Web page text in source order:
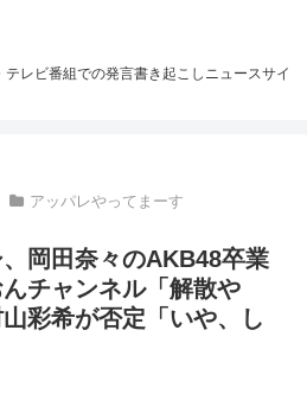
レビ番組での発言書き起こしニュースサイ
アッパレやってまーす
岡田奈々のAKB48卒業
チャンネル「解散や
彩希が否定「いや、し